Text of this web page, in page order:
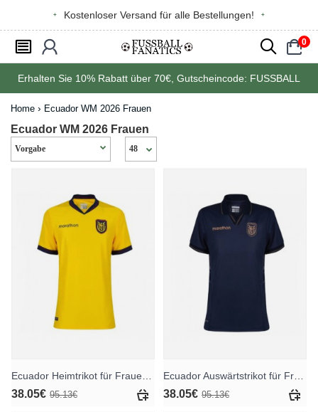
Kostenloser Versand für alle Bestellungen!
󰂩 󰃳 󰂨 0
󰃠
Erhalten Sie 10% Rabatt über 70€ , Gutscheincode: FUSSBALL
Home Ecuador WM 2026 Frauen
Ecuador WM 2026 Frauen
38.05€ 95.13€ 38.05€ 95.13€